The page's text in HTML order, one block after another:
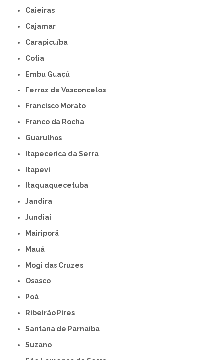
Caieiras
Cajamar
Carapicuíba
Cotia
Embu Guaçú
Ferraz de Vasconcelos
Francisco Morato
Franco da Rocha
Guarulhos
Itapecerica da Serra
Itapevi
Itaquaquecetuba
Jandira
Jundiaí
Mairiporã
Mauá
Mogi das Cruzes
Osasco
Poá
Ribeirão Pires
Santana de Parnaíba
Suzano